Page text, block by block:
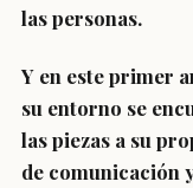
las personas.
Y en este primer
su entorno se
las piezas a su
de comunicación